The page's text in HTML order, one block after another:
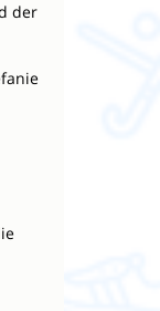
der